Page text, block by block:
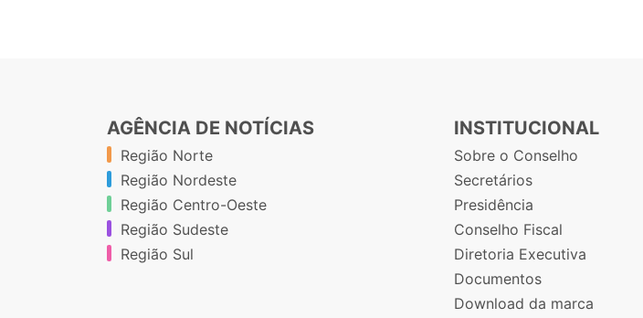
AGÊNCIA DE NOTÍCIAS
Região Norte
Região Nordeste
Região Centro-Oeste
Região Sudeste
Região Sul
INSTITUCIONAL
Sobre o Conselho
Secretários
Presidência
Conselho Fiscal
Diretoria Executiva
Documentos
Download da marca